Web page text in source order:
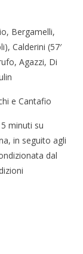
Bergamelli,
Calderini (57′
Agazzi, Di
e Cantafio
minuti su
in seguito agli
dal